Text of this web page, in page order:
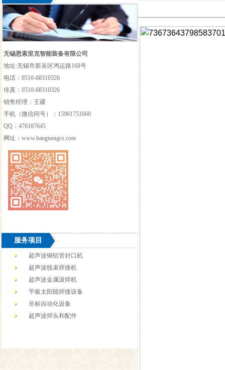
无锡恩索里克智能装备有限公司
地址:无锡市新吴区鸿运路168号
电话：0510-68310326
传真：0510-68310326
销售经理：王疆
手机（微信同号）：15961751660
QQ：476187645
网址： www.bangnengcs.com
服务项目
超声波铜铝管封口机
超声波线束焊接机
超声波金属滚焊机
平板太阳能焊接设备
非标自动化设备
超声波焊头和配件